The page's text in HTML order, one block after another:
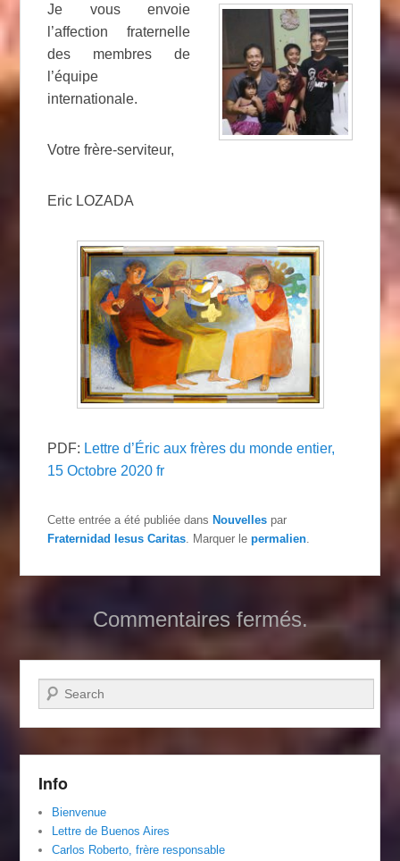
Je vous envoie
l’affection fraternelle
des membres de
l’équipe
internationale.
Votre frère-serviteur,
Eric LOZADA
PDF: Lettre d’Éric aux frères du monde entier,
15 Octobre 2020 fr
Cette entrée a été publiée dans Nouvelles par
Fraternidad Iesus Caritas. Marquer lepermalien.
Commentaires fermés.
Recherche
Info
Bienvenue
Lettre de Buenos Aires
Carlos Roberto, frère responsable